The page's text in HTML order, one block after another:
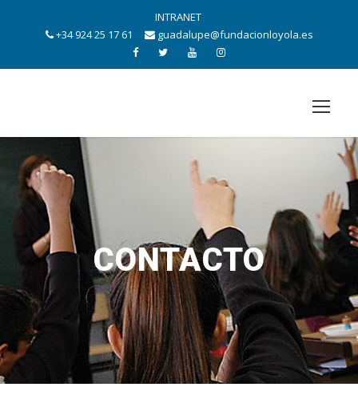
INTRANET
+34 924 25 17 61
guadalupe@fundacionloyola.es
CONTACTO